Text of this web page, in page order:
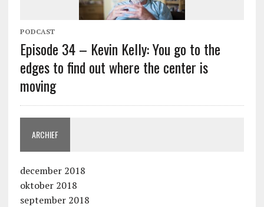
PODCAST
Episode 34 – Kevin Kelly: You go to the
edges to find out where the center is
moving
ARCHIEF
december 2018
oktober 2018
september 2018